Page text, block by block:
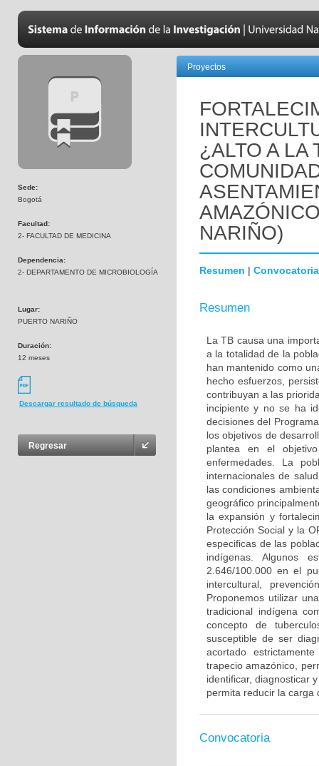
Sede:
Bogotá
Facultad:
2- FACULTAD DE MEDICINA
Dependencia:
2- DEPARTAMENTO DE MICROBIOLOGÍA
Lugar:
PUERTO NARIÑO
Duración:
12 meses
Descargar resultado de búsqueda
Regresar
Proyectos
¿ALTO A LA
NARIÑO)
Resumen | Convocatoria
Resumen
La TB causa una
a la totalidad de la
han mantenido como
hecho esfuerzos,
contribuyan a las
incipiente y no se ha
decisiones del
los objetivos de
plantea en el
enfermedades. La
internacionales de
las condiciones
geográfico
la expansión y
Protección Social y la
especificas de las
indígenas. Algunos
2.646/100.000 en el
intercultural,
Proponemos utilizar
tradicional indígena
concepto de
susceptible de ser
acortado
trapecio amazónico,
identificar, diagnosticar
permita reducir la carga
Convocatoria